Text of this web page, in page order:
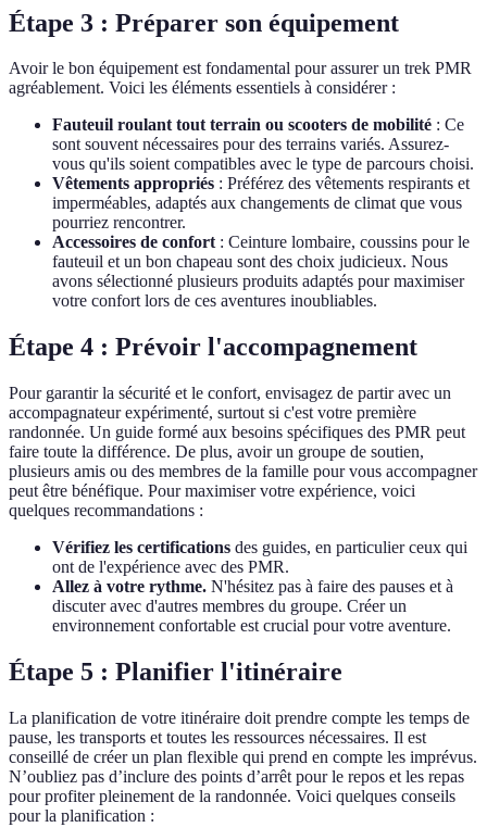
Étape 3 : Préparer son équipement
Avoir le bon équipement est fondamental pour assurer un trek PMR
agréablement. Voici les éléments essentiels à considérer :
Fauteuil roulant tout terrain ou scooters de mobilité : Ce
sont souvent nécessaires pour des terrains variés. Assurez-
vous qu'ils soient compatibles avec le type de parcours choisi.
Vêtements appropriés : Préférez des vêtements respirants et
imperméables, adaptés aux changements de climat que vous
pourriez rencontrer.
Accessoires de confort: Ceinture lombaire, coussins pour le
fauteuil et un bon chapeau sont des choix judicieux. Nous
avons sélectionné plusieurs produits adaptés pour maximiser
votre confort lors de ces aventures inoubliables.
Étape 4 : Prévoir l'accompagnement
Pour garantir la sécurité et le confort, envisagez de partir avec un
accompagnateur expérimenté, surtout si c'est votre première
randonnée. Un guide formé aux besoins spécifiques des PMR peut
faire toute la différence. De plus, avoir un groupe de soutien,
plusieurs amis ou des membres de la famille pour vous accompagner
peut être bénéfique. Pour maximiser votre expérience, voici
quelques recommandations :
Vérifiez les certifications des guides, en particulier ceux qui
ont de l'expérience avec des PMR.
Allez à votre rythme. N'hésitez pas à faire des pauses et à
discuter avec d'autres membres du groupe. Créer un
environnement confortable est crucial pour votre aventure.
Étape 5 : Planifier l'itinéraire
La planification de votre itinéraire doit prendre compte les temps de
pause, les transports et toutes les ressources nécessaires. Il est
conseillé de créer un plan flexible qui prend en compte les imprévus.
N’oubliez pas d’inclure des points d’arrêt pour le repos et les repas
pour profiter pleinement de la randonnée. Voici quelques conseils
pour la planification :